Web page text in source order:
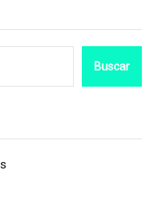
Buscar